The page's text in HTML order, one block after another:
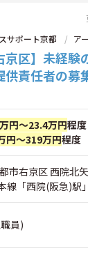
勤務可能な再雇用制
サポート京都 ア
京区】未経
供責任者の募
円～23.4万円程
円～319万円程度
市右京区 西院北
線「西院(阪急)駅
員)